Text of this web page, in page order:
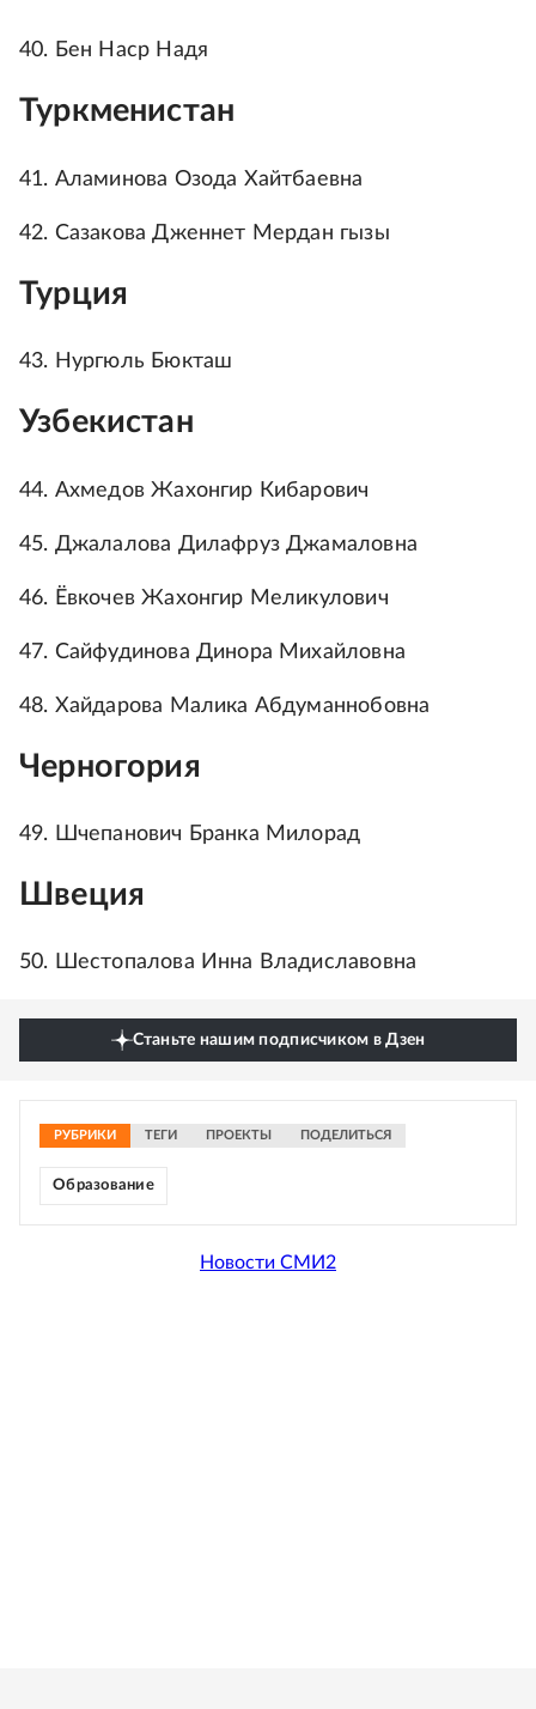
40. Бен Наср Надя
Туркменистан
41. Аламинова Озода Хайтбаевна
42. Сазакова Дженнет Мердан гызы
Турция
43. Нургюль Бюкташ
Узбекистан
44. Ахмедов Жахонгир Кибарович
45. Джалалова Дилафруз Джамаловна
46. Ёвкочев Жахонгир Меликулович
47. Сайфудинова Динора Михайловна
48. Хайдарова Малика Абдуманнобовна
Черногория
49. Шчепанович Бранка Милорад
Швеция
50. Шестопалова Инна Владиславовна
Станьте нашим подписчиком в Дзен
РУБРИКИ ТЕГИ ПРОЕКТЫ ПОДЕЛИТЬСЯ
Образование
Новости СМИ2